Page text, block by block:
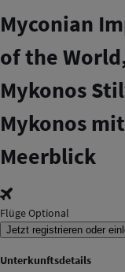
Myconian
of the
Mykonos
Mykonos
Meerblick
Flüge Optional
Jetzt registrieren oder
Unterkunftsdetails